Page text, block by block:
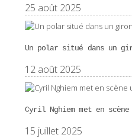
25 août 2025
Un polar situé dans un
12 août 2025
Cyril Nghiem met en
15 juillet 2025